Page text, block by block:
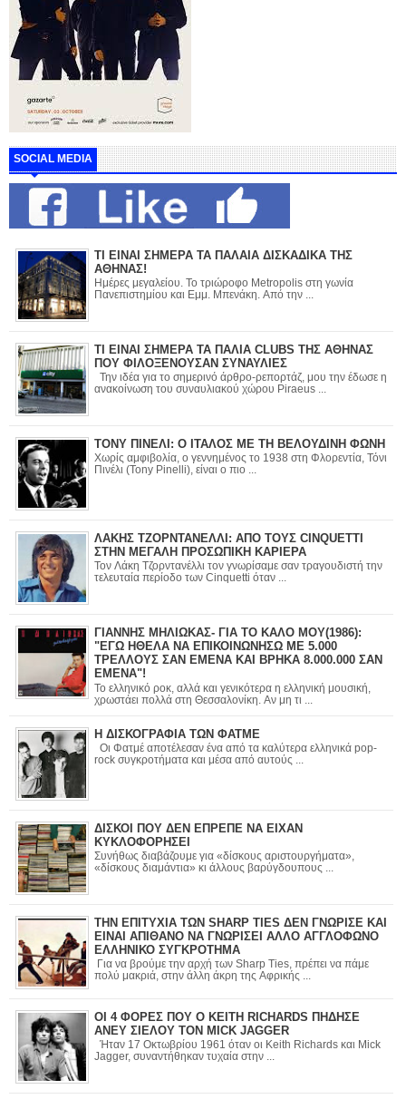
SOCIAL MEDIA
ΤΙ ΕΙΝΑΙ ΣΗΜΕΡΑ ΤΑ ΠΑΛΑΙΑ ΔΙΣΚΑΔΙΚΑ ΤΗΣ
ΑΘΗΝΑΣ!
Ημέρες μεγαλείου. Το τριώροφο Metropolis στη γωνία
Πανεπιστημίου και Εμμ. Μπενάκη. Από την ...
ΤΙ ΕΙΝΑΙ ΣΗΜΕΡΑ ΤΑ ΠΑΛΙΑ CLUBS ΤΗΣ ΑΘΗΝΑΣ
ΠΟΥ ΦΙΛΟΞΕΝΟΥΣΑΝ ΣΥΝΑΥΛΙΕΣ
Την ιδέα για το σημερινό άρθρο-ρεπορτάζ, μου την έδωσε η
ανακοίνωση του συναυλιακού χώρου Piraeus ...
ΤΟΝΥ ΠΙΝΕΛΙ: Ο ΙΤΑΛΟΣ ΜΕ ΤΗ ΒΕΛΟΥΔΙΝΗ ΦΩΝΗ
Χωρίς αμφιβολία, ο γεννημένος το 1938 στη Φλορεντία, Τόνι
Πινέλι (Tony Pinelli), είναι ο πιο ...
ΛΑΚΗΣ ΤΖΟΡΝΤΑΝΕΛΛΙ: ΑΠΟ ΤΟΥΣ CINQUETTI
ΣΤΗΝ ΜΕΓΑΛΗ ΠΡΟΣΩΠΙΚΗ ΚΑΡΙΕΡΑ
Τον Λάκη Τζορντανέλλι τον γνωρίσαμε σαν τραγουδιστή την
τελευταία περίοδο των Cinquetti όταν ...
ΓΙΑΝΝΗΣ ΜΗΛΙΩΚΑΣ- ΓΙΑ ΤΟ ΚΑΛΟ ΜΟΥ(1986):
"ΕΓΩ ΗΘΕΛΑ ΝΑ ΕΠΙΚΟΙΝΩΝΗΣΩ ΜΕ 5.000
ΤΡΕΛΛΟΥΣ ΣΑΝ ΕΜΕΝΑ ΚΑΙ ΒΡΗΚΑ 8.000.000 ΣΑΝ
ΕΜΕΝΑ"!
Το ελληνικό ροκ, αλλά και γενικότερα η ελληνική μουσική,
χρωστάει πολλά στη Θεσσαλονίκη. Αν μη τι ...
Η ΔΙΣΚΟΓΡΑΦΙΑ ΤΩΝ ΦΑΤΜΕ
Οι Φατμέ αποτέλεσαν ένα από τα καλύτερα ελληνικά pop-
rock συγκροτήματα και μέσα από αυτούς ...
ΔΙΣΚΟΙ ΠΟΥ ΔΕΝ ΕΠΡΕΠΕ ΝΑ ΕΙΧΑΝ
ΚΥΚΛΟΦΟΡΗΣΕΙ
Συνήθως διαβάζουμε για «δίσκους αριστουργήματα»,
«δίσκους διαμάντια» κι άλλους βαρύγδουπους ...
ΤΗΝ ΕΠΙΤΥΧΙΑ ΤΩΝ SHARP TIES ΔΕΝ ΓΝΩΡΙΣΕ ΚΑΙ
ΕΙΝΑΙ ΑΠΙΘΑΝΟ ΝΑ ΓΝΩΡΙΣΕΙ ΑΛΛΟ ΑΓΓΛΟΦΩΝΟ
ΕΛΛΗΝΙΚΟ ΣΥΓΚΡΟΤΗΜΑ
Για να βρούμε την αρχή των Sharp Ties, πρέπει να πάμε
πολύ μακριά, στην άλλη άκρη της Αφρικής ...
ΟΙ 4 ΦΟΡΕΣ ΠΟΥ Ο KEITH RICHARDS ΠΗΔΗΣΕ
ΑΝΕΥ ΣΙΕΛΟΥ ΤΟΝ MICK JAGGER
Ήταν 17 Οκτωβρίου 1961 όταν οι Keith Richards και Mick
Jagger, συναντήθηκαν τυχαία στην ...